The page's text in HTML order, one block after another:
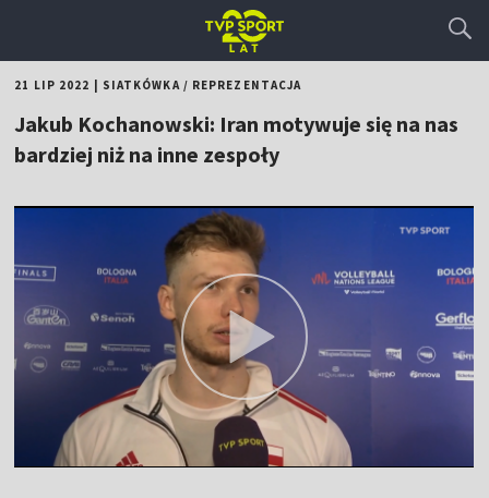
21 LIP 2022 SIATKÓWKA/ REPREZENTACJA
Jakub Kochanowski: Iran motywuje się na nas
bardziej niż na inne zespoły